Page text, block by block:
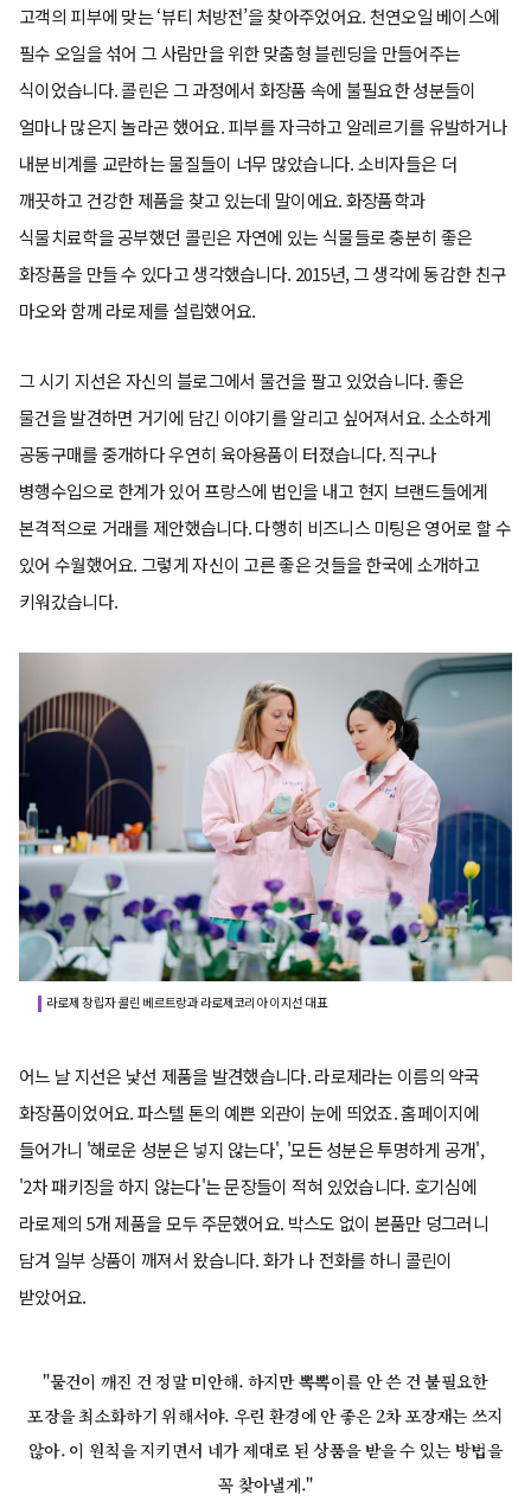
고객의 피부에 맞는 ‘뷰티 처방전’을 찾아주었어요. 천연오일 베이스에
필수 오일을 섞어 그 사람만을 위한 맞춤형 블렌딩을 만들어주는
식이었습니다. 콜린은 그 과정에서 화장품 속에 불필요한 성분들이
얼마나 많은지 놀라곤 했어요. 피부를 자극하고 알레르기를 유발하거나
내분비계를 교란하는 물질들이 너무 많았습니다. 소비자들은 더
깨끗하고 건강한 제품을 찾고 있는데 말이에요. 화장품학과
식물치료학을 공부했던 콜린은 자연에 있는 식물들로 충분히 좋은
화장품을 만들 수 있다고 생각했습니다. 2015년, 그 생각에 동감한 친구
마오와 함께 라로제를 설립했어요.
그 시기 지선은 자신의 블로그에서 물건을 팔고 있었습니다. 좋은
물건을 발견하면 거기에 담긴 이야기를 알리고 싶어져서요. 소소하게
공동구매를 중개하다 우연히 육아용품이 터졌습니다. 직구나
병행수입으로 한계가 있어 프랑스에 법인을 내고 현지 브랜드들에게
본격적으로 거래를 제안했습니다. 다행히 비즈니스 미팅은 영어로 할 수
있어 수월했어요. 그렇게 자신이 고른 좋은 것들을 한국에 소개하고
키워갔습니다.
라로제 창립자 콜린 베르트랑과 라로제코리아 이지선 대표
어느 날 지선은 낯선 제품을 발견했습니다. 라로제라는 이름의 약국
화장품이었어요. 파스텔 톤의 예쁜 외관이 눈에 띄었죠. 홈페이지에
들어가니 '해로운 성분은 넣지 않는다', '모든 성분은 투명하게 공개',
'2차 패키징을 하지 않는다'는 문장들이 적혀 있었습니다. 호기심에
라로제의 5개 제품을 모두 주문했어요. 박스도 없이 본품만 덩그러니
담겨 일부 상품이 깨져서 왔습니다. 화가 나 전화를 하니 콜린이
받았어요.
"물건이 깨진 건 정말 미안해. 하지만 뽁뽁이를 안 쓴 건 불필요한
포장을 최소화하기 위해서야. 우린 환경에 안 좋은 2차 포장재는 쓰지
않아. 이 원칙을 지키면서 네가 제대로 된 상품을 받을 수 있는 방법을
꼭 찾아낼게."